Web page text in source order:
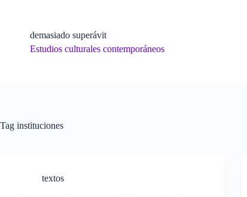
demasiado superávit
Estudios culturales contemporáneos
Tag instituciones
textos